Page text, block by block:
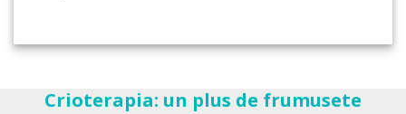
Crioterapia: un plus de frumusete